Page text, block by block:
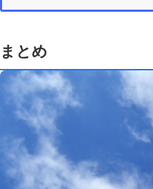
まとめ